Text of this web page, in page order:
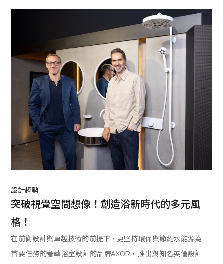
設計趨勢
突破視覺空間想像！創造浴新時代的多元風
格！
在前衛設計與卓越技術的前提下，更堅持環保與節約水能源為
首要任務的奢華浴室設計的品牌AXOR，推出與知名英倫設計